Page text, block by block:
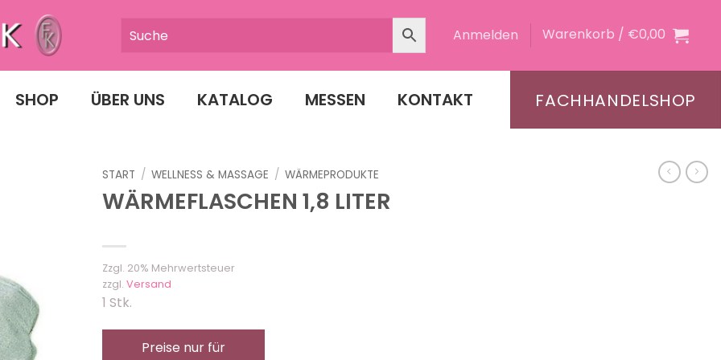
Anmelden Warenkorb / €0,00
SHOP ÜBER UNS KATALOG MESSEN KONTAKT FACHHANDELSHOP
START / WELLNESS & MASSAGE / WÄRMEPRODUKTE
WÄRMEFLASCHEN 1,8 LITER
Zzgl. 20% Mehrwertsteuer
zzgl. Versand
1 Stk.
Preise nur für